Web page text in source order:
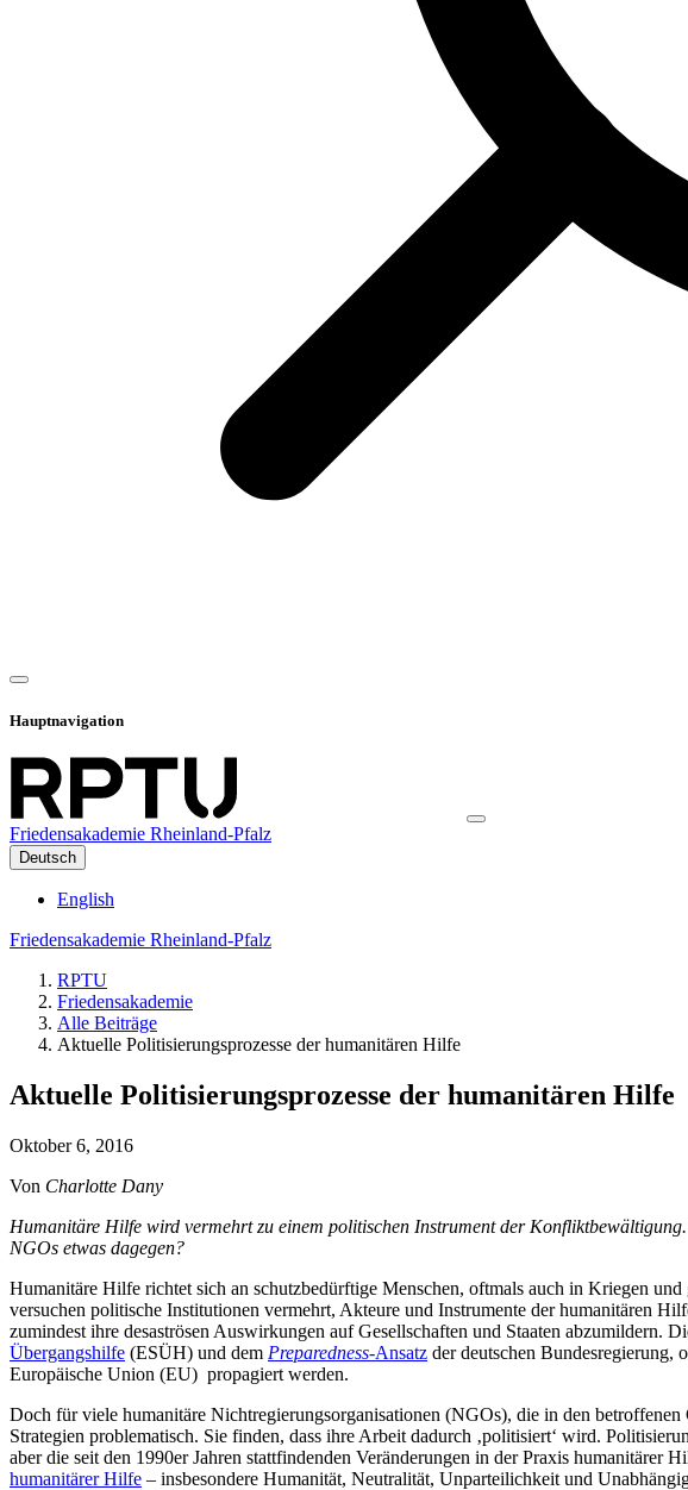
Hauptnavigation
Friedensakademie Rheinland-Pfalz
Deutsch
English
Friedensakademie Rheinland-Pfalz
RPTU
Friedensakademie
Alle Beiträge
Aktuelle Politisierungsprozesse der humanitären Hilfe
Aktuelle Politisierungsprozesse der humanitären Hilfe
Oktober 6, 2016
Von Charlotte Dany
Humanitäre Hilfe wird vermehrt zu einem politischen Instrument der
NGOs etwas dagegen?
Humanitäre Hilfe richtet sich an schutzbedürftige Menschen, oftmals auch in Kriegen
versuchen politische Institutionen vermehrt, Akteure und Instrumente der humanitären
zumindest ihre desaströsen Auswirkungen auf Gesellschaften und Staaten abzumildern.
Übergangshilfe (ESÜH) und dem Preparedness-Ansatz der deutschen Bundesregierung,
Europäische Union (EU) propagiert werden.
Doch für viele humanitäre Nichtregierungsorganisationen (NGOs), die in den
Strategien problematisch. Sie finden, dass ihre Arbeit dadurch ‚politisiert‘ wird.
aber die seit den 1990er Jahren stattfindenden Veränderungen in der Praxis
humanitärer Hilfe – insbesondere Humanität, Neutralität, Unparteilichkeit und